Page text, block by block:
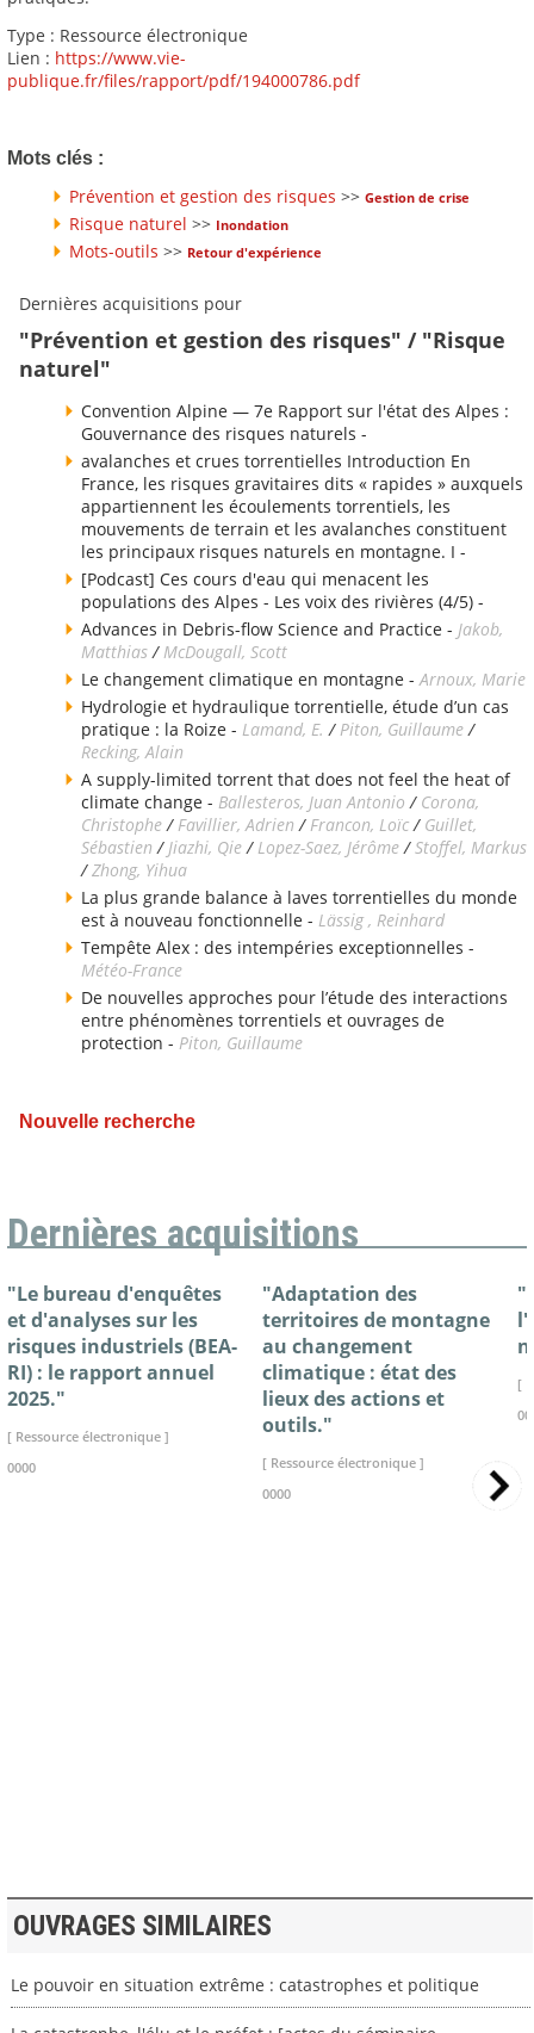
Type : Ressource électronique
Lien : https://www.vie-
publique.fr/files/rapport/pdf/194000786.pdf
Mots clés :
Prévention et gestion des risques >> Gestion de crise
Risque naturel >> Inondation
Mots-outils >> Retour d'expérience
Dernières acquisitions pour
"Prévention et gestion des risques" / "Risque
naturel"
Convention Alpine — 7e Rapport sur l'état des Alpes :
Gouvernance des risques naturels -
avalanches et crues torrentielles Introduction En
France, les risques gravitaires dits « rapides » auxquels
appartiennent les écoulements torrentiels, les
mouvements de terrain et les avalanches constituent
les principaux risques naturels en montagne. I -
[Podcast] Ces cours d'eau qui menacent les
populations des Alpes - Les voix des rivières (4/5) -
Advances in Debris-flow Science and Practice - Jakob,
Matthias / McDougall, Scott
Le changement climatique en montagne - Arnoux, Marie
Hydrologie et hydraulique torrentielle, étude d’un cas
pratique : la Roize - Lamand, E. / Piton, Guillaume /
Recking, Alain
A supply-limited torrent that does not feel the heat of
climate change - Ballesteros, Juan Antonio / Corona,
Christophe / Favillier, Adrien / Francon, Loïc / Guillet,
Sébastien / Jiazhi, Qie / Lopez-Saez, Jérôme /Stoffel, Markus
/Zhong, Yihua
La plus grande balance à laves torrentielles du monde
est à nouveau fonctionnelle - Lässig , Reinhard
Tempête Alex : des intempéries exceptionnelles -
Météo-France
De nouvelles approches pour l’étude des interactions
entre phénomènes torrentiels et ouvrages de
protection - Piton, Guillaume
Nouvelle recherche
Dernières acquisitions
"Le bureau d'enquêtes
et d'analyses sur les
risques industriels (BEA-
RI) : le rapport annuel
2025."
[ Ressource électronique ]
0000
"Adaptation des
territoires de montagne
au changement
climatique : état des
lieux des actions et
outils."
[ Ressource électronique ]
0000
[
OUVRAGES SIMILAIRES
Le pouvoir en situation extrême : catastrophes et politique